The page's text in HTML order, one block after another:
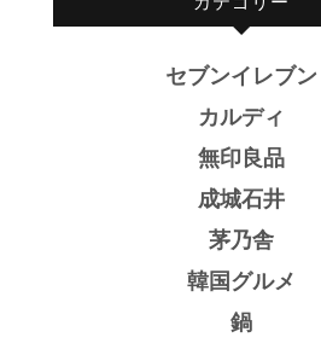
セブンイレブン
カルディ
無印良品
成城石井
茅乃舎
韓国グルメ
鍋